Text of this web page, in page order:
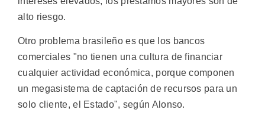
alto riesgo.
Otro problema brasileño es que los bancos
comerciales "no tienen una cultura de financiar
cualquier actividad económica, porque componen
un megasistema de captación de recursos para un
solo cliente, el Estado", según Alonso.